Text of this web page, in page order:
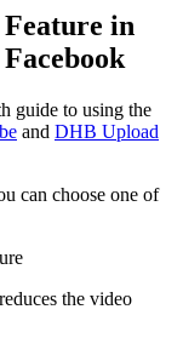
in
guide to using the
and DHB Upload
can choose one of
the video